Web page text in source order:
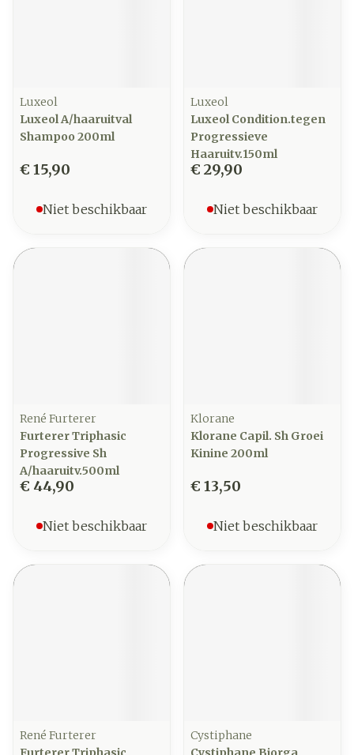
Luxeol
Luxeol A/haaruitval
Shampoo 200ml
€ 15,90
Niet beschikbaar
Luxeol
Luxeol Condition.tegen
Progressieve
Haaruitv.150ml
€ 29,90
Niet beschikbaar
René Furterer
Furterer Triphasic
Progressive Sh
A/haaruitv.500ml
€ 44,90
Niet beschikbaar
Klorane
Klorane Capil. Sh Groei
Kinine 200ml
€ 13,50
Niet beschikbaar
René Furterer
Cystiphane